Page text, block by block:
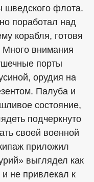
шведского флота.
поработал над
корабля, готовя
Много внимания
порты
орудия на
Палуба и
состояние,
подчеркнуто
своей военной
приложил
выглядел как
не привлекал к